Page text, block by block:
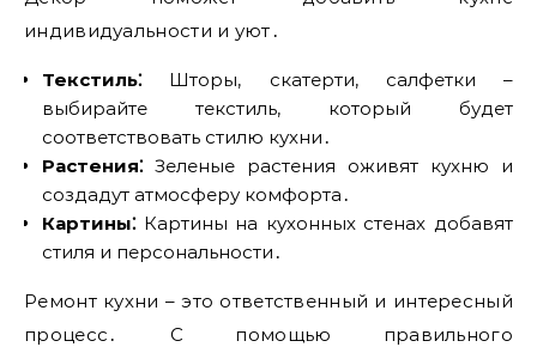
индивидуальности и уют․
Текстиль⁚Шторы‚ скатерти‚ салфетки –
выбирайте текстиль‚ который будет
соответствовать стилю кухни․
Растения⁚Зеленые растения оживят кухню и
создадут атмосферу комфорта․
Картины⁚Картины на кухонных стенах добавят
стиля и персональности․
Ремонт кухни – это ответственный и интересный
процесс․ С помощью правильного